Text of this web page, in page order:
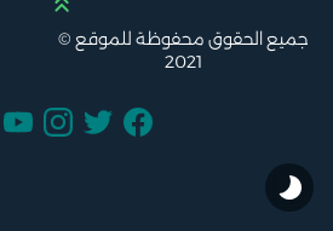
جميع الحقوق محفوظة للموقع ©
2021